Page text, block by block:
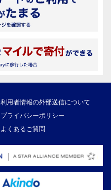
利用者情報の外部送信について
プライバシーポリシー
よくあるご質問